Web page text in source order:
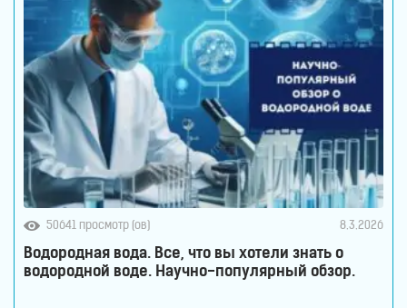
50641 просмотр (ов) 8.3.2026
Водородная вода. Все, что вы хотели знать о
водородной воде. Научно-популярный обзор.